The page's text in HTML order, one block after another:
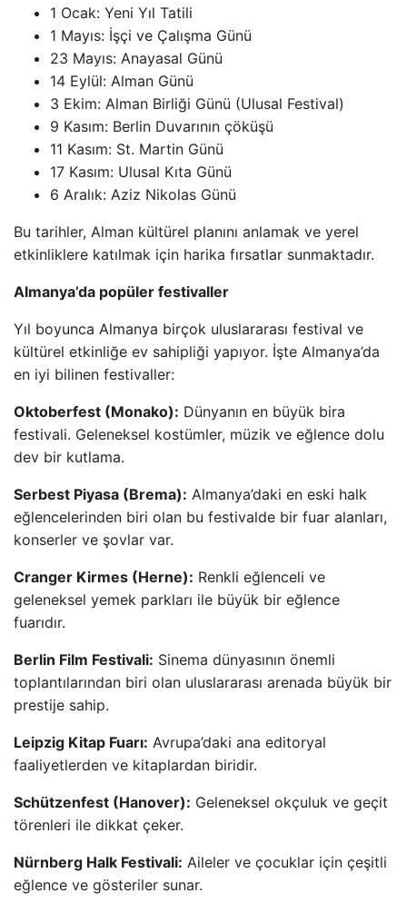
1 Ocak: Yeni Yıl Tatili
1 Mayıs: İşçi ve Çalışma Günü
23 Mayıs: Anayasal Günü
14 Eylül: Alman Günü
3 Ekim: Alman Birliği Günü (Ulusal Festival)
9 Kasım: Berlin Duvarının çöküşü
11 Kasım: St. Martin Günü
17 Kasım: Ulusal Kıta Günü
6 Aralık: Aziz Nikolas Günü
Bu tarihler, Alman kültürel planını anlamak ve yerel
etkinliklere katılmak için harika fırsatlar sunmaktadır.
Almanya’da popüler festivaller
Yıl boyunca Almanya birçok uluslararası festival ve
kültürel etkinliğe ev sahipliği yapıyor. İşte Almanya’da
en iyi bilinen festivaller:
Oktoberfest (Monako): Dünyanın en büyük bira
festivali. Geleneksel kostümler, müzik ve eğlence dolu
dev bir kutlama.
Serbest Piyasa (Brema): Almanya’daki en eski halk
eğlencelerinden biri olan bu festivalde bir fuar alanları,
konserler ve şovlar var.
Cranger Kirmes (Herne): Renkli eğlenceli ve
geleneksel yemek parkları ile büyük bir eğlence
fuarıdır.
Berlin Film Festivali: Sinema dünyasının önemli
toplantılarından biri olan uluslararası arenada büyük bir
prestije sahip.
Leipzig Kitap Fuarı: Avrupa’daki ana editoryal
faaliyetlerden ve kitaplardan biridir.
Schützenfest (Hanover): Geleneksel okçuluk ve geçit
törenleri ile dikkat çeker.
Nürnberg Halk Festivali: Aileler ve çocuklar için çeşitli
eğlence ve gösteriler sunar.